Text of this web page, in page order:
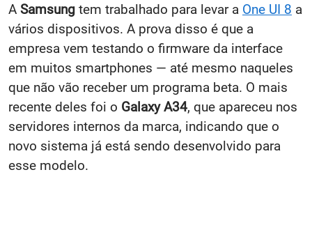
A Samsung tem trabalhado para levar a One UI 8 a
vários dispositivos. A prova disso é que a
empresa vem testando o firmware da interface
em muitos smartphones — até mesmo naqueles
que não vão receber um programa beta. O mais
recente deles foi o Galaxy A34, que apareceu nos
servidores internos da marca, indicando que o
novo sistema já está sendo desenvolvido para
esse modelo.